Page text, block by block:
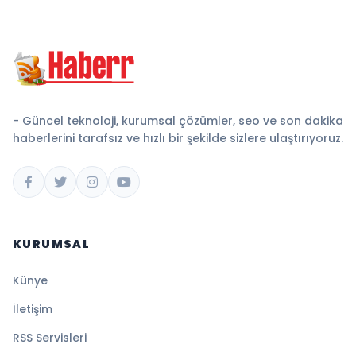
- Güncel teknoloji, kurumsal çözümler, seo ve son dakika
haberlerini tarafsız ve hızlı bir şekilde sizlere ulaştırıyoruz.
KURUMSAL
Künye
İletişim
RSS Servisleri